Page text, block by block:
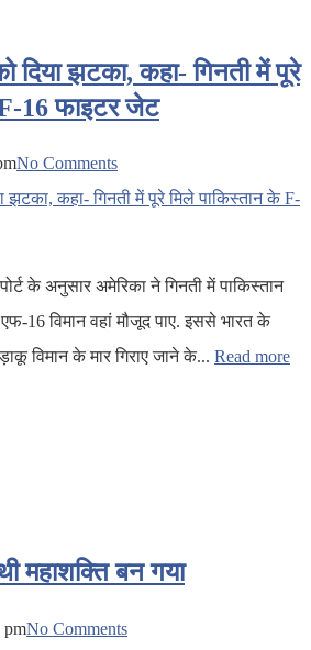
दिया झटका, कहा- गिनती में पूरे
16 फाइटर जेट
No Comments
के अनुसार अमेरिका ने गिनती में पाकिस्तान
16 विमान वहां मौजूद पाए. इससे भारत के
विमान के मार गिराए जाने के... Read more
महाशक्ति बन गया
pmNo Comments